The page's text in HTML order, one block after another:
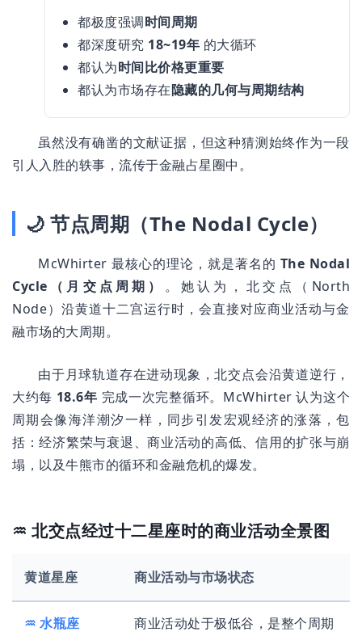
都极度强调时间周期
都深度研究 18~19年 的大循环
都认为时间比价格更重要
都认为市场存在隐藏的几何与周期结构
虽然没有确凿的文献证据，但这种猜测始终作为一段
引人入胜的轶事，流传于金融占星圈中。
🌙 节点周期（The Nodal Cycle）
McWhirter 最核心的理论，就是著名的 The Nodal
Cycle（月交点周期） 。她认为，北交点（North
Node）沿黄道十二宫运行时，会直接对应商业活动与金
融市场的大周期。
由于月球轨道存在进动现象，北交点会沿黄道逆行，
大约每 18.6年 完成一次完整循环。McWhirter 认为这个
周期会像海洋潮汐一样，同步引发宏观经济的涨落，包
括：经济繁荣与衰退、商业活动的高低、信用的扩张与崩
塌，以及牛熊市的循环和金融危机的爆发。
♒ 北交点经过十二星座时的商业活动全景图
黄道星座 商业活动与市场状态
♒ 水瓶座
商业活动处于极低谷，是整个周期